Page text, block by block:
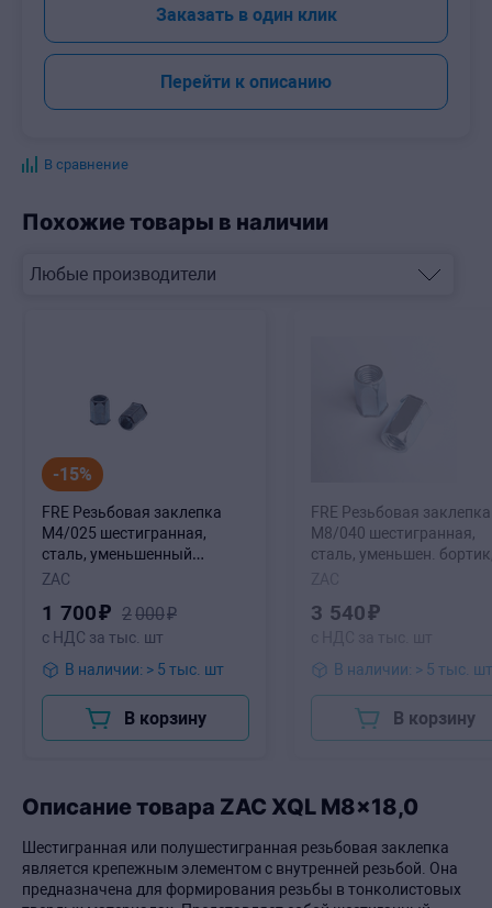
Заказать в один клик
Перейти к описанию
В сравнение
Похожие товары в наличии
-15%
FRE Резьбовая заклепка
М4/025 шестигранная,
сталь, уменьшенный
бортик, на 0,5-3,0 мм, L-11
ZAC
1 700₽ 2000₽
с НДС за тыс. шт
В наличии: > 5 тыс. шт
В корзину
FRE Резьбовая заклепка
М8/040 шестигранная,
сталь, уменьшен.
3 540₽
В наличии: > 5 тыс. шт
В корзину
Описание товара ZAC XQL M8x18,0
Шестигранная или полушестигранная резьбовая заклепка
является крепежным элементом с внутренней резьбой. Она
предназначена для формирования резьбы в тонколистовых